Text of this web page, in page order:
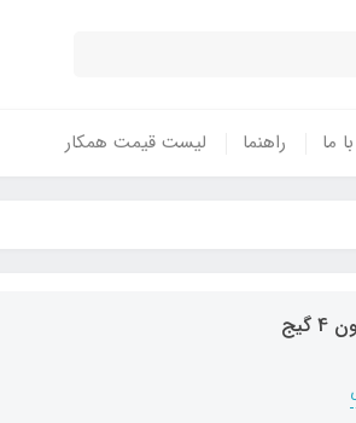
ما راهنما لیست قیمت همکار